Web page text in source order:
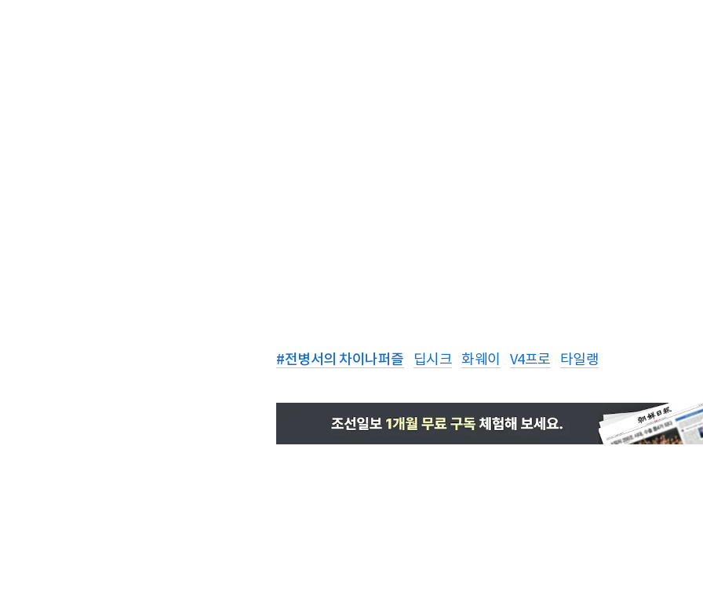
#전병서의 차이나퍼즐 딥시크 화웨이 V4프로 타일랭